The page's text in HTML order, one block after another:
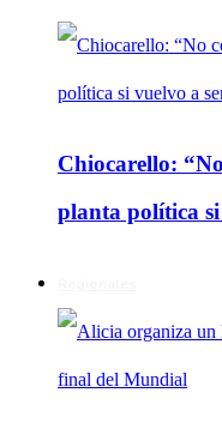
Chiocarello:
planta política